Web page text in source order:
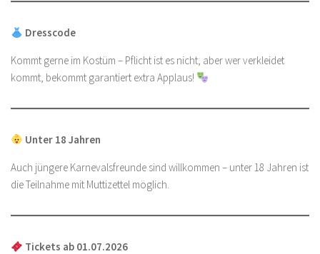
Dresscode
Kommt gerne im Kostüm – Pflicht ist es nicht, aber wer verkleidet
kommt, bekommt garantiert extra Applaus!
Unter 18 Jahren
Auch jüngere Karnevalsfreunde sind willkommen – unter 18 Jahren ist
die Teilnahme mit Muttizettel möglich.
Tickets ab 01.07.2026